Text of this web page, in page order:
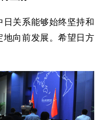
关系能够始终坚持和
向前发展。希望日方